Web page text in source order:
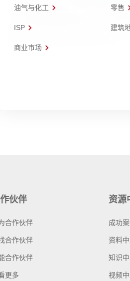
油气与化工 零售
ISP 建筑
商业市场
伙伴
合作伙伴
合作伙伴
合作伙伴
更多
资源
成功案
资料
知识
视频